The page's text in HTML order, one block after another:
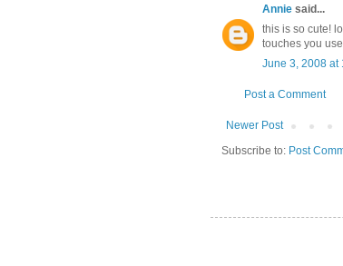
Annie said...
this is so cute!
touches you use.
June 3, 2008 at
Post a Comment
Newer Post
Subscribe to: Post